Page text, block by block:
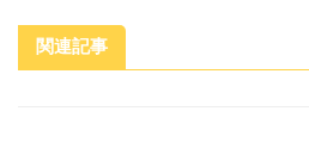
関連記事